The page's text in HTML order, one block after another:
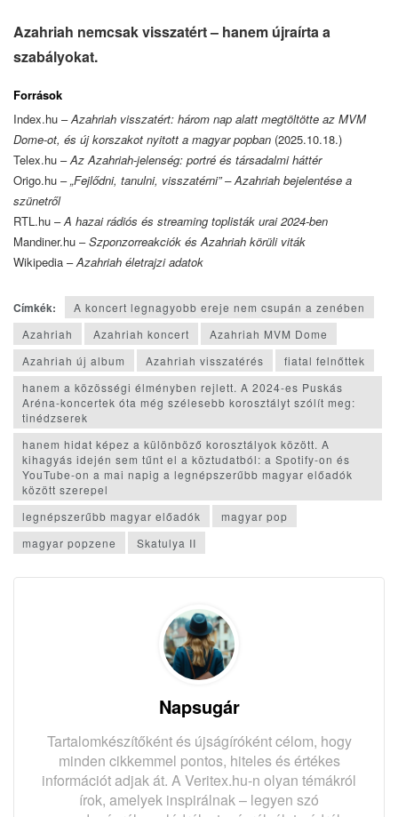
Azahriah nemcsak visszatért – hanem újraírta a
szabályokat.
Források
Index.hu –Azahriah visszatért: három nap alatt megtöltötte az MVM
Dome-ot, és új korszakot nyitott a magyar popban (2025.10.18.)
Telex.hu –Az Azahriah-jelenség: portré és társadalmi háttér
Origo.hu –„Fejlődni, tanulni, visszatérni” – Azahriah bejelentése a
szünetről
RTL.hu –A hazai rádiós és streaming toplisták urai 2024-ben
Mandiner.hu –Szponzorreakciók és Azahriah körüli viták
Wikipedia –Azahriah életrajzi adatok
Címkék:
A koncert legnagyobb ereje nem csupán a zenében
Azahriah
Azahriah koncert
Azahriah MVM Dome
Azahriah új album
Azahriah visszatérés
fiatal felnőttek
hanem a közösségi élményben rejlett. A 2024-es Puskás
Aréna-koncertek óta még szélesebb korosztályt szólít meg:
tinédzserek
hanem hidat képez a különböző korosztályok között. A
kihagyás idején sem tűnt el a köztudatból: a Spotify-on és
YouTube-on a mai napig a legnépszerűbb magyar előadók
között szerepel
legnépszerűbb magyar előadók
magyar pop
magyar popzene
Skatulya II
Napsugár
Tartalomkészítőként és újságíróként célom, hogy
minden cikkemmel pontos, hiteles és értékes
információt adjak át. A Veritex.hu-n olyan témákról
írok, amelyek inspirálnak – legyen szó